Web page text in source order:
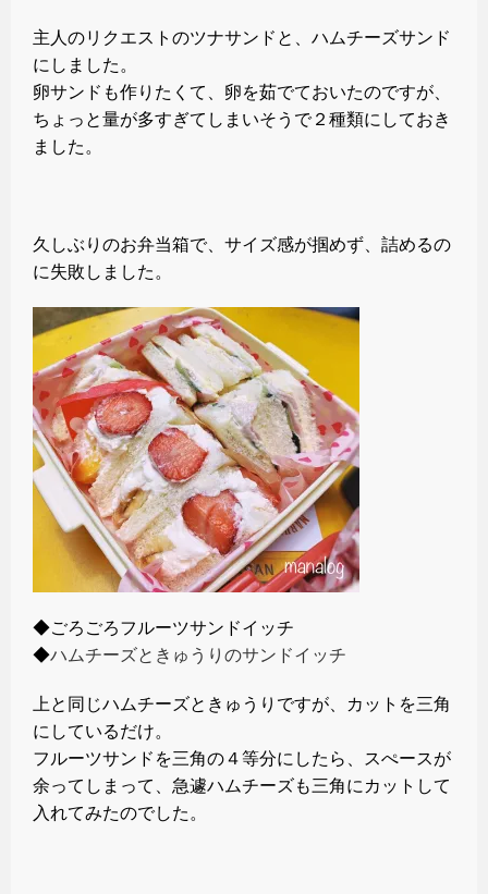
主人のリクエストのツナサンドと、ハムチーズサンド
にしました。
卵サンドも作りたくて、卵を茹でておいたのですが、
ちょっと量が多すぎてしまいそうで２種類にしておき
ました。
久しぶりのお弁当箱で、サイズ感が掴めず、詰めるの
に失敗しました。
◆ごろごろフルーツサンドイッチ
◆ハムチーズときゅうりのサンドイッチ
上と同じハムチーズときゅうりですが、カットを三角
にしているだけ。
フルーツサンドを三角の４等分にしたら、スぺースが
余ってしまって、急遽ハムチーズも三角にカットして
入れてみたのでした。